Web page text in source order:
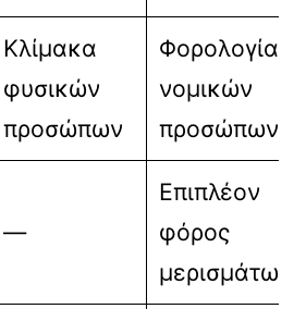
Κλίμακα
φυσικών
προσώπων
Φορολογία
νομικών
προσώπων
—
Επιπλέον
φόρος
μερισμάτων